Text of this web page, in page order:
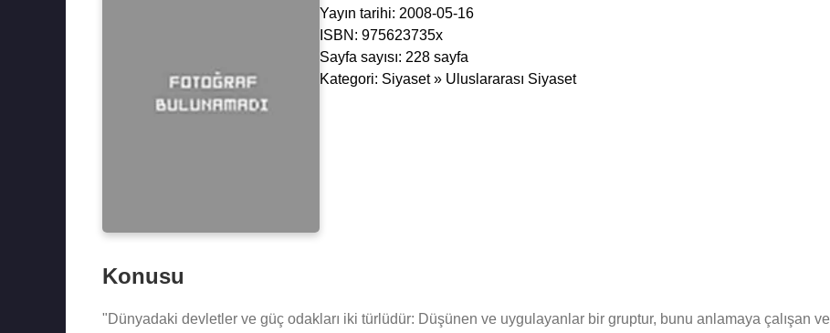
Yayın tarihi: 2008-05-16
ISBN: 975623735x
Sayfa sayısı: 228 sayfa
Kategori: Siyaset » Uluslararası Siyaset
Konusu
"Dünyadaki devletler ve güç odakları iki türlüdür: Düşünen ve uygulayanlar bir gruptur, bunu anlamaya çalışan ve